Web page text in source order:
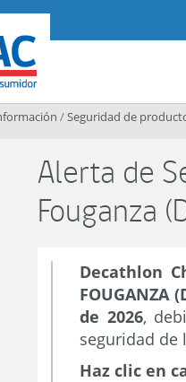
/Seguridad de
Alerta de
Fouganza
Decathlon
FOUGANZA
de 2026,
seguridad de
Haz clic en